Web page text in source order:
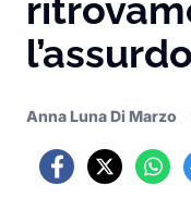
Anna Luna Di Marzo